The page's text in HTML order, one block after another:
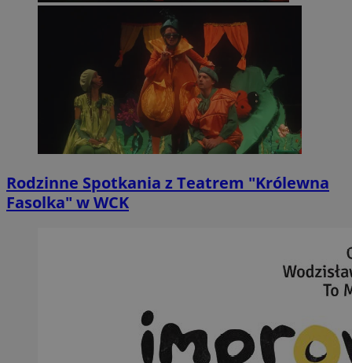
Rodzinne Spotkania z Teatrem "Królewna
Fasolka" w WCK